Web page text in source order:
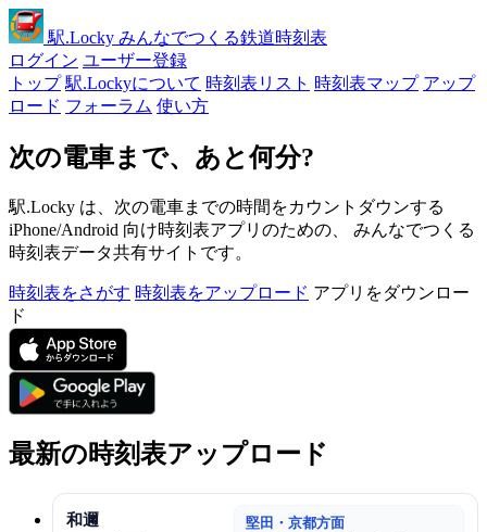
駅.Locky みんなでつくる鉄道時刻表
ログイン ユーザー登録
トップ 駅.Lockyについて 時刻表リスト 時刻表マップ アップ
ロード フォーラム 使い方
次の電車まで、あと何分?
駅.Locky は、次の電車までの時間をカウントダウンする
iPhone/Android 向け時刻表アプリのための、 みんなでつくる
時刻表データ共有サイトです。
時刻表をさがす 時刻表をアップロード アプリをダウンロー
ド
最新の時刻表アップロード
和邇 堅田・京都方面